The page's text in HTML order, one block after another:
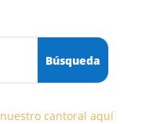
nuestro cantoral aquí